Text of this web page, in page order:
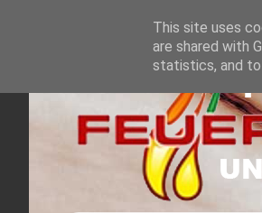
This site uses
are shared with
statistics, and